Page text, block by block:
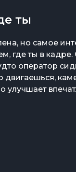
ты
но самое
где ты в
оператор
двигаешься,
улучшает